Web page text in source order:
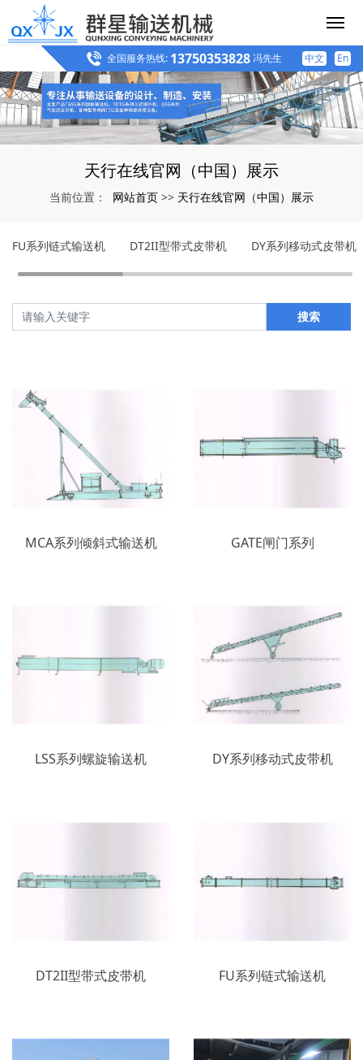
全国服务热线: 13750353828冯先生 中文 En
天行在线官网（中国）展示
当前位置： 网站首页 >> 天行在线官网（中国）展示
FU系列链式输送机 DT2II型带式皮带机 DY系列移动式皮带机
搜索
MCA系列倾斜式输送机 GATE闸门系列
LSS系列螺旋输送机 DY系列移动式皮带机
DT2II型带式皮带机 FU系列链式输送机